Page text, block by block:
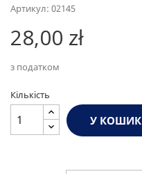
Артикул: 02145
28,00 zł
з податком
Кількість
У КОШИК